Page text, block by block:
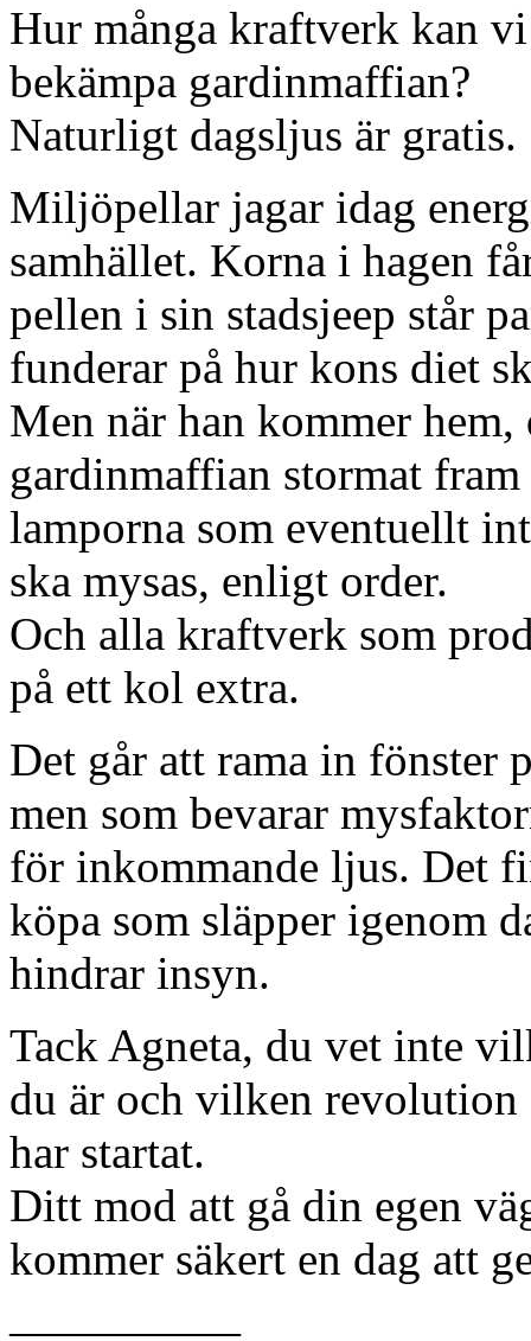
Hur många kraftverk kan
bekämpa gardinmaffian?
Naturligt dagsljus är gratis.
Miljöpellar jagar idag
samhället. Korna i hagen
pellen i sin stadsjeep står
funderar på hur kons diet
Men när han kommer hem,
gardinmaffian stormat
lamporna som eventuellt
ska mysas, enligt order.
Och alla kraftverk som
på ett kol extra.
Det går att rama in fönster
men som bevarar
för inkommande ljus. Det
köpa som släpper igenom
hindrar insyn.
Tack Agneta, du vet inte
du är och vilken
har startat.
Ditt mod att gå din egen
kommer säkert en dag att
—————